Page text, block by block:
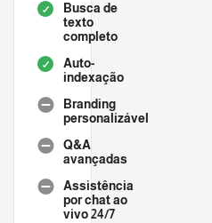
Busca de
texto
completo
Auto-
indexação
Branding
personalizável
Q&A
avançadas
Assistência
por chat ao
vivo 24/7